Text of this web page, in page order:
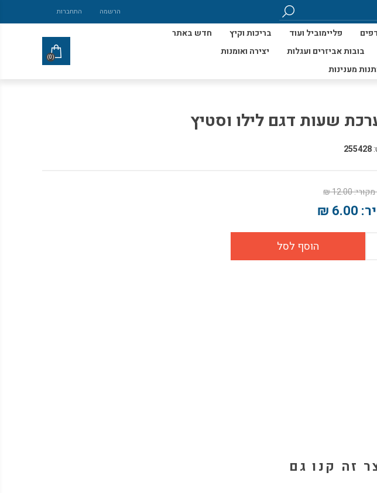
הרשמה התחברות
פליימוביל ועוד בריכות וקיץ
חדש באתר
בובות אביזרים ועגלות
יצירה ואומנות
מענינות
(0)
שעות דגם לילו וסטיץ
255428
12.00 ₪
6.00 ₪
זה קנו גם